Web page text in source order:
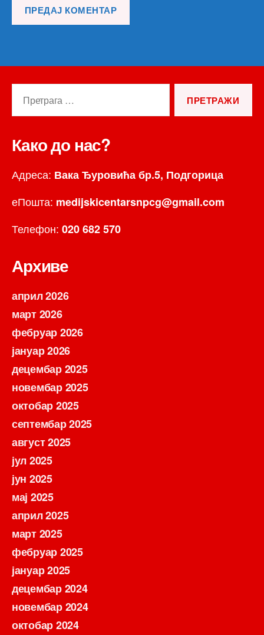
Како до нас?
Адреса: Вака Ђуровића бр.5, Подгорица
еПошта: medijskicentarsnpcg@gmail.com
Телефон: 020 682 570
Архиве
април 2026
март 2026
фебруар 2026
јануар 2026
децембар 2025
новембар 2025
октобар 2025
септембар 2025
август 2025
јул 2025
јун 2025
мај 2025
април 2025
март 2025
фебруар 2025
јануар 2025
децембар 2024
новембар 2024
октобар 2024